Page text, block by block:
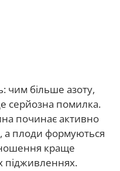
чим більше азоту,
серйозна помилка.
починає активно
а плоди формуються
краще
підживленнях.